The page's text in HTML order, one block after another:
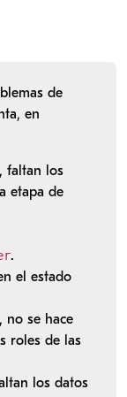
de
en
faltan los
etapa de
.
el estado
no se hace
roles de las
los datos